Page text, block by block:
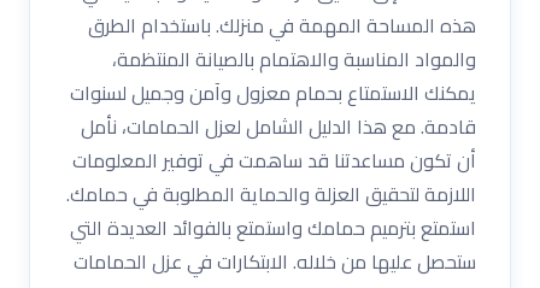
هذه المساحة المهمة في منزلك. باستخدام الطرق
والمواد المناسبة والاهتمام بالصيانة المنتظمة،
يمكنك الاستمتاع بحمام معزول وآمن وجميل لسنوات
قادمة. مع هذا الدليل الشامل لعزل الحمامات، نأمل
أن تكون مساعدتنا قد ساهمت في توفير المعلومات
اللازمة لتحقيق العزلة والحماية المطلوبة في حمامك.
استمتع بترميم حمامك واستمتع بالفوائد العديدة التي
ستحصل عليها من خلاله. الابتكارات في عزل الحمامات